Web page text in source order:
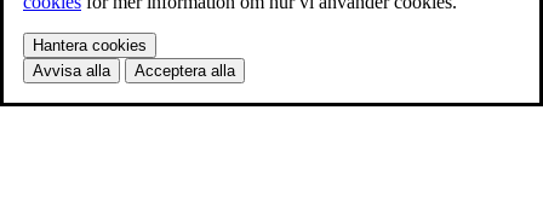
Hantera cookies
Avvisa alla
Acceptera alla